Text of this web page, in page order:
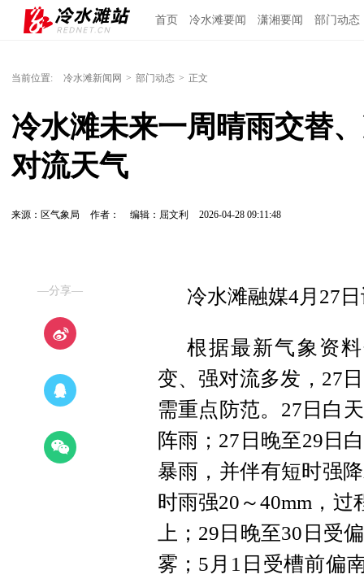
首页 冷水滩要闻 潇湘要闻 部门动态
当前位置: 冷水滩新闻网 > 部门动态 > 正文
冷水滩未来一周晴雨交替
对流天气
来源：区气象局 作者： 编辑：屈文利 2026-04-28 09:11:48
—分享— 冷水滩融媒4月27
根据最新气象资
变、强对流多发，27
需重点防范。27日白
阵雨；27日晚至29日
暴雨，并伴有短时强
时雨强20～40mm，过
上；29日晚至30日受
雾；5月1日受槽前偏